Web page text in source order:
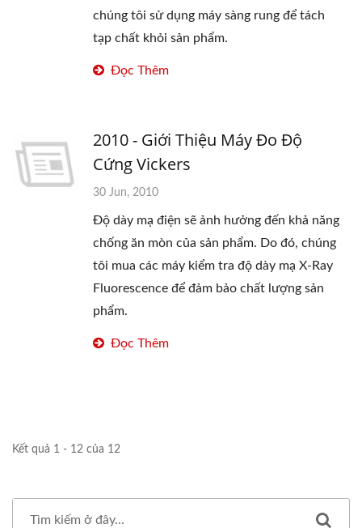
chúng tôi sử dụng máy sàng rung để tách
tạp chất khỏi sản phẩm.
Đọc Thêm
2010 - Giới Thiệu Máy Đo Độ
Cứng Vickers
30 Jun, 2010
Độ dày mạ điện sẽ ảnh hưởng đến khả năng
chống ăn mòn của sản phẩm. Do đó, chúng
tôi mua các máy kiểm tra độ dày mạ X-Ray
Fluorescence để đảm bảo chất lượng sản
phẩm.
Đọc Thêm
Kết quả 1 - 12 của 12